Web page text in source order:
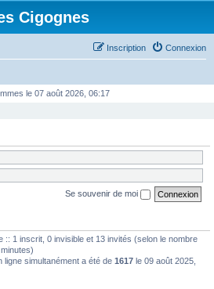
Cigognes
Connexion
Inscription
le 07 août 2026, 06:17
Se souvenir de moi
:: 1 inscrit, 0 invisible et 13 invités (selon le nombre
ligne simultanément a été de 1617 le 09 août 2025,